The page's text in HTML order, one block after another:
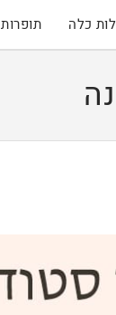
כלה תופרות